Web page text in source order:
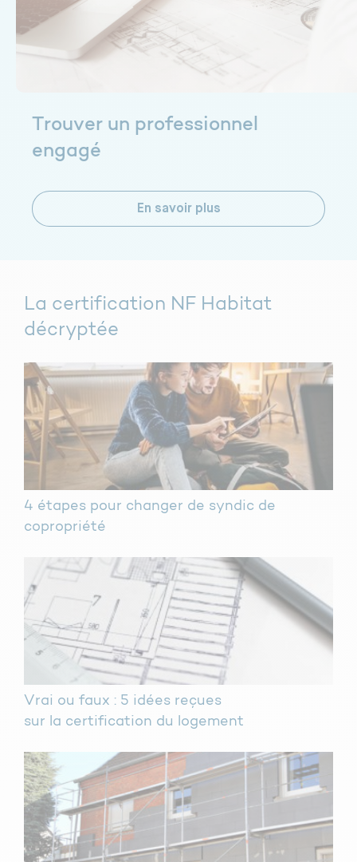
Trouver un professionnel
engagé
En savoir plus
La certification NF Habitat
décryptée
4 étapes pour changer de syndic de
copropriété
Vrai ou faux : 5 idées reçues
sur la certification du logement